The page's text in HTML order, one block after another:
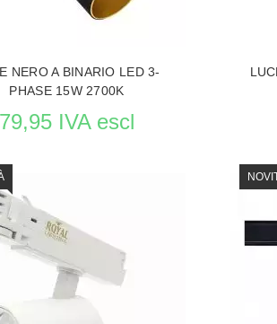
NERO A BINARIO LED 3-
PHASE 15W 2700K
79,95 IVA escl
LE PRODUCTO ILLUMINAZIONE